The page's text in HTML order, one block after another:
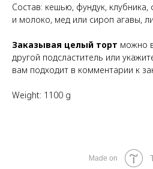
Состав: кешью, фундук,
и молоко, мед или сироп агавы,
Заказывая целый торт можно
другой подсластитель или
вам подходит в комментарии к
Weight: 1100 g
Made on